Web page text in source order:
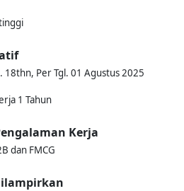
18thn, Per Tgl. 01 Agustus 2025
1 Tahun
Kerja
dan FMCG